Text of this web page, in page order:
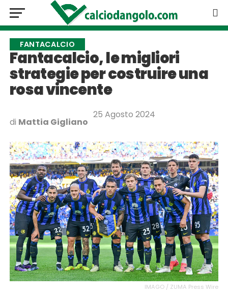
FANTACALCIO
Fantacalcio, le migliori
strategie per costruire una
rosa vincente
di Mattia Gigliano
25 Agosto 2024
IMAGO / ZUMA Press Wire